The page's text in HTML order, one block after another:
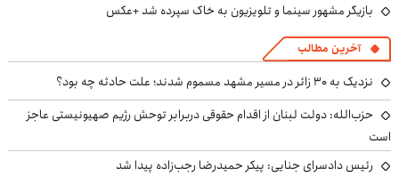
بازیگر مشهور سینما و تلویزیون به خاک سپرده شد +عکس
آخرین مطالب
نزدیک به ۳۰ زائر در مسیر مشهد مسموم شدند؛ علت حادثه چه بود؟
حزب‌الله: دولت لبنان از اقدام حقوقی دربرابر توحش رژیم صهیونیستی عاجز
است
رئیس دادسرای جنایی: پیکر حمیدرضا رجب‌زاده پیدا شد